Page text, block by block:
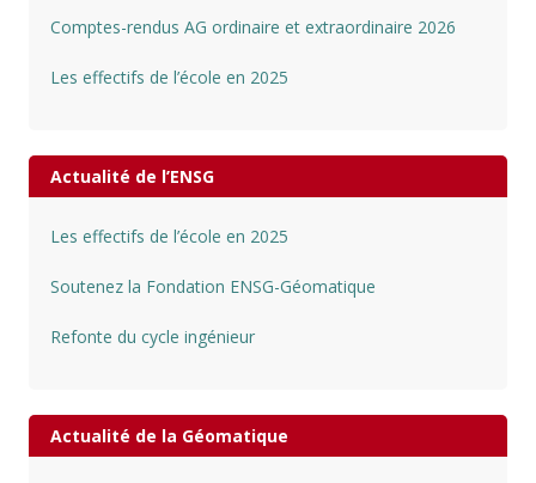
Comptes-rendus AG ordinaire et extraordinaire 2026
Les effectifs de l’école en 2025
Actualité de l’ENSG
Les effectifs de l’école en 2025
Soutenez la Fondation ENSG-Géomatique
Refonte du cycle ingénieur
Actualité de la Géomatique